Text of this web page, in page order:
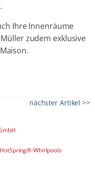
Ihre Innenräume
zudem exklusive
nächster Artikel >>
Whirlpools